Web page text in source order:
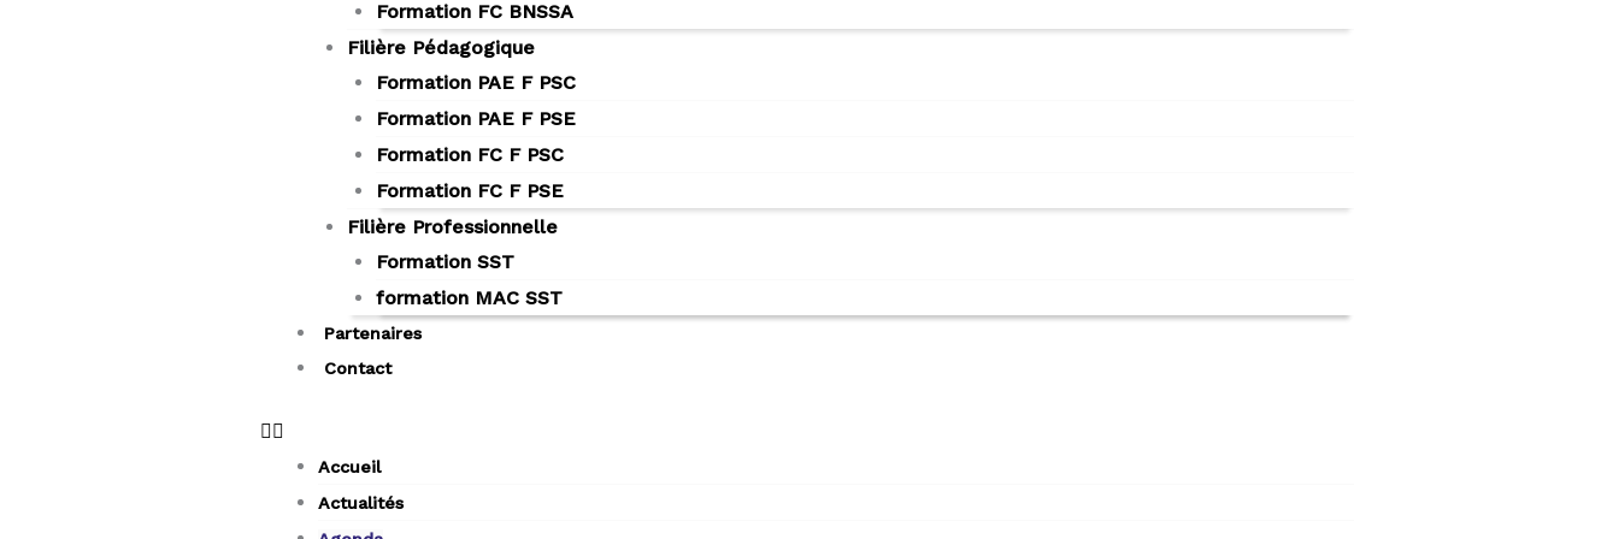
Formation FC BNSSA
Filière Pédagogique
Formation PAE F PSC
Formation PAE F PSE
Formation FC F PSC
Formation FC F PSE
Filière Professionnelle
Formation SST
formation MAC SST
Partenaires
Contact
Accueil
Actualités